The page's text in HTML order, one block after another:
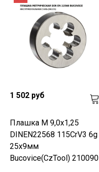
1 502 руб
Плашка М 9,0х1,25
DINEN22568 115CrV3 6g
25х9мм
Bucovice(CzTool) 210090